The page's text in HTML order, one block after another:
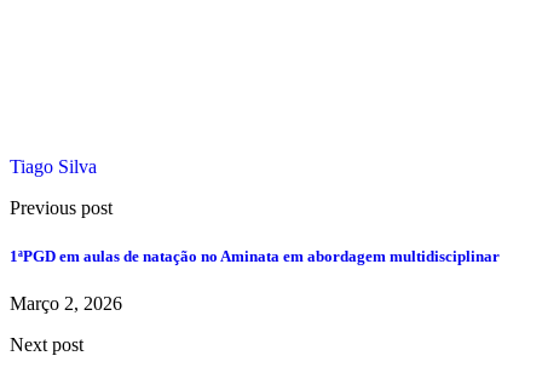
Tiago Silva
Previous post
1ªPGD em aulas de natação no Aminata em abordagem multidisciplinar
Março 2, 2026
Next post